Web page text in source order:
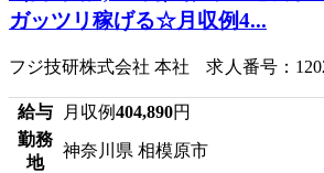
ガッツリ稼げる☆月収例4...
フジ技研株式会社 本社 求人番号：
給与 月収例404,890円
勤務
地
神奈川県 相模原市